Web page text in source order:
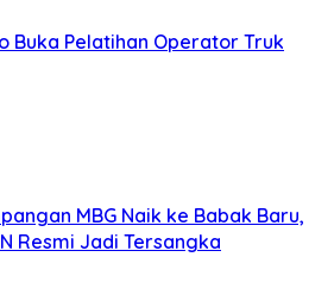
Buka Pelatihan Operator Truk
MBG Naik ke Babak Baru,
Resmi Jadi Tersangka